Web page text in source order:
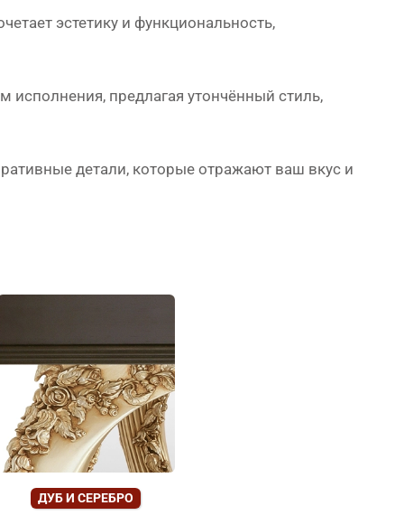
эстетику и функциональность,
предлагая утончённый стиль,
детали, которые отражают ваш вкус и
ДУБ И СЕРЕБРО